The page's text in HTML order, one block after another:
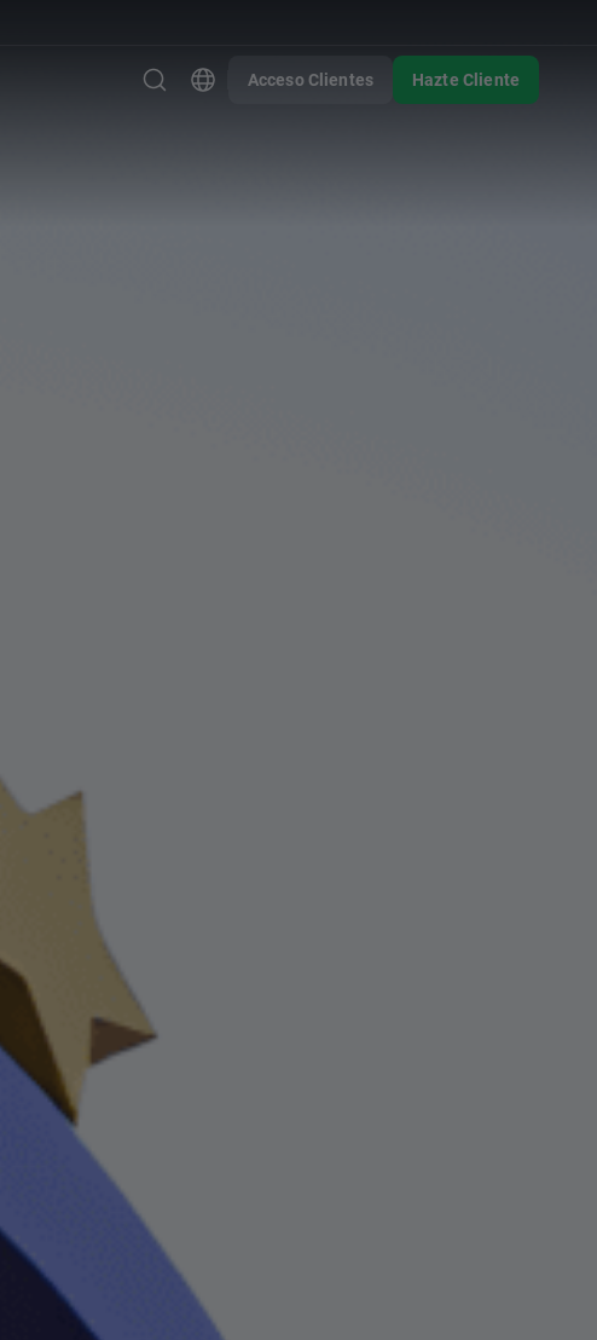
Acceso Clientes Hazte Cliente